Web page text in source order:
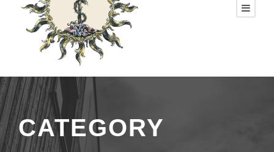
CATEGORY